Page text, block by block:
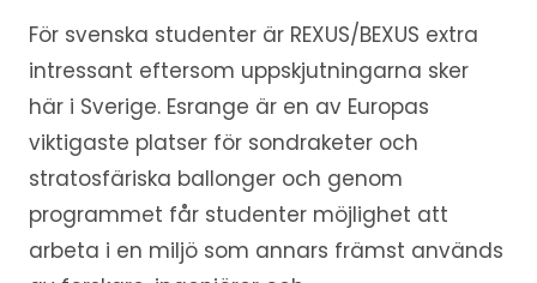
För svenska studenter är REXUS/BEXUS extra
intressant eftersom uppskjutningarna sker
här i Sverige. Esrange är en av Europas
viktigaste platser för sondraketer och
stratosfäriska ballonger och genom
programmet får studenter möjlighet att
arbeta i en miljö som annars främst används